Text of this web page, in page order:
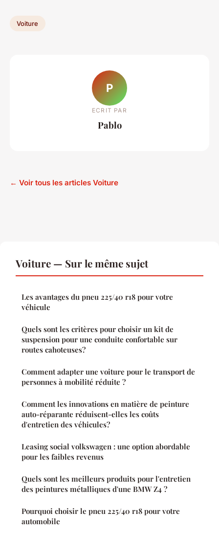
Voiture
P
ECRIT PAR
Pablo
← Voir tous les articles Voiture
Voiture — Sur le même sujet
Les avantages du pneu 225/40 r18 pour votre
véhicule
Quels sont les critères pour choisir un kit de
suspension pour une conduite confortable sur
routes cahoteuses?
Comment adapter une voiture pour le transport de
personnes à mobilité réduite ?
Comment les innovations en matière de peinture
auto-réparante réduisent-elles les coûts
d'entretien des véhicules?
Leasing social volkswagen : une option abordable
pour les faibles revenus
Quels sont les meilleurs produits pour l'entretien
des peintures métalliques d'une BMW Z4 ?
Pourquoi choisir le pneu 225/40 r18 pour votre
automobile